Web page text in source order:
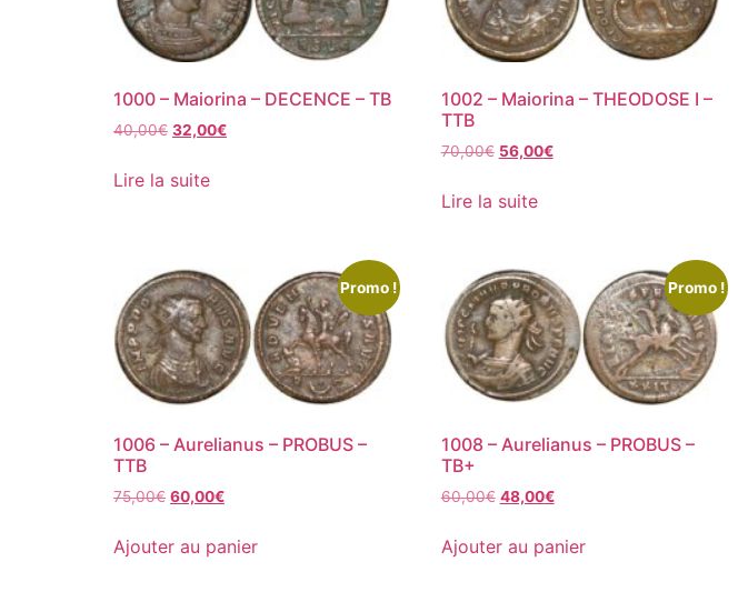
1000 – Maiorina – DECENCE – TB
40,00€ 32,00€
Lire la suite
1002 – Maiorina – THEODOSE I –
TTB
70,00€ 56,00€
Lire la suite
Promo !
1006 – Aurelianus – PROBUS –
TTB
75,00€ 60,00€
Ajouter au panier
Promo !
1008 – Aurelianus – PROBUS –
TB+
60,00€ 48,00€
Ajouter au panier